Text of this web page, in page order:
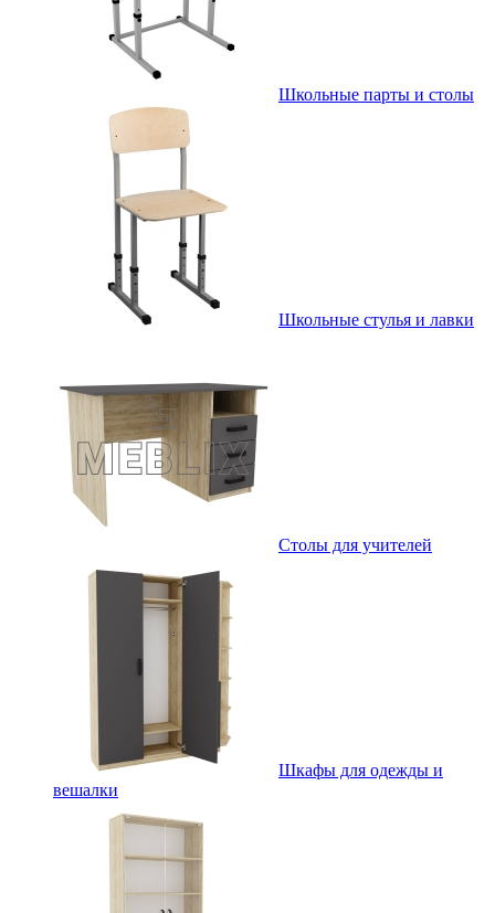
Школьные парты и столы
Школьные стулья и лавки
Столы для учителей
Шкафы для одежды и
вешалки